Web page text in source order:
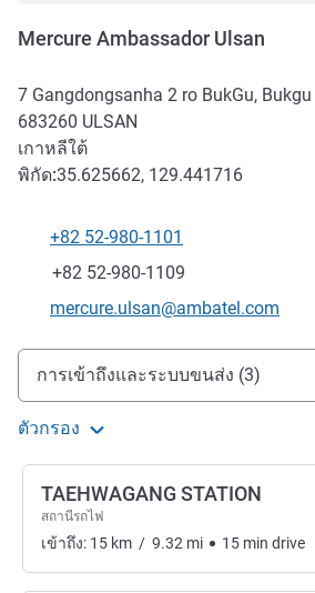
Mercure Ambassador Ulsan
7 Gangdongsanha 2 ro BukGu, Bukgu
683260 ULSAN
เกาหลีใต้
พิกัด:35.625662, 129.441716
โทรศัพท์
+82 52-980-1101
แฟกซ์
+82 52-980-1109
อีเมลติดต่อ
mercure.ulsan@ambatel.com
การเข้าถึงและการเดินทาง
การเข้าถึงและระบบขนส่ง (3)
ตัวกรอง
TAEHWAGANG STATION
สถานีรถไฟ
เข้าถึง: 15 km / 9.32 mi 15 min drive